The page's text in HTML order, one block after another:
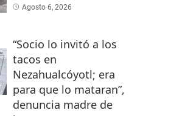
Agosto 6, 2026
“Socio lo invitó a los
tacos en
Nezahualcóyotl; era
para que lo mataran”,
denuncia madre de